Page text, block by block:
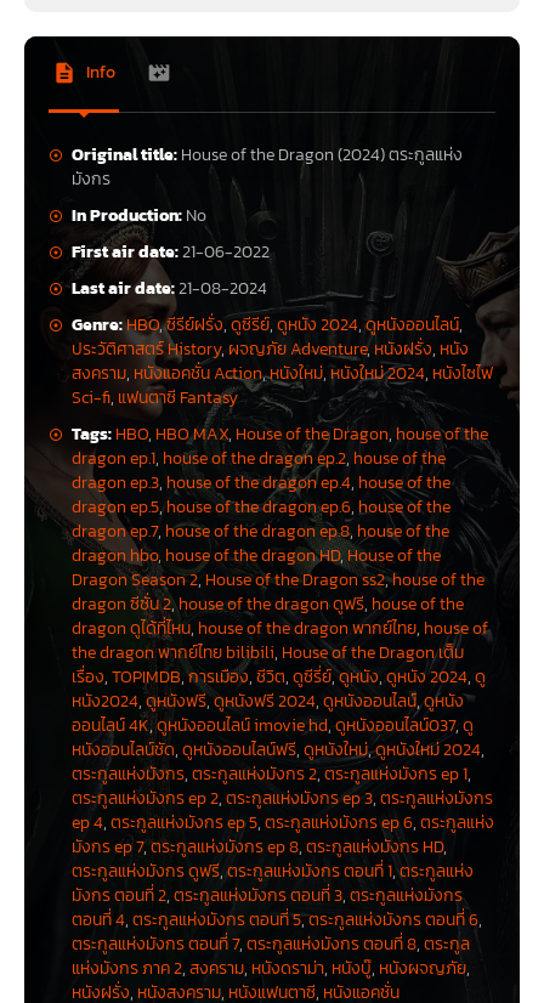
แนะนำตัวละครสำคัญใน House of
the Dragon
กษัตริย์วิเซริส ทาร์แกเรียน (King Viserys Targaryen)
นางแห่งเวสเทอรอสให้สืบทอดตำแหน่งต่อจาก เจเฮริส ทาร์แกเรียน วิเซริสเป็น
คนจิตใจดี โอบอ้อมอารี และเหมาะสมกับตำแหน่ง เขาปรารถนาเพียงแค่จะ
สืบทอดตำแหน่งของปู่ แต่คนดีไม่จำเป็นต้องเป็นกษัตริย์ที่ยิ่งใหญ่เสมอไป
เจ้าชายเดมอน ทาร์แกเรียน (Prince Daemon Targaryen)น้องชายของ
กษัตริย์วิเซริส รัชทายาทผู้สืบทอดบัลลังก์ นักรบฝีมือฉกาจที่ไม่มีใครเทียบ ผู้ขี่
มังกรซึ่งมีสายเลือดมังกรอย่างแท้จริง แต่ว่ากันว่า เมื่อใดก็ตามที่สมาชิกทาร์แก
เรียนคนใหม่ถือกำเนิด การเปลี่ยนแปลงของโชคชะตาย่อมตามมา
เจ้าหญิงเรเนียรา ทาร์แกเรียน (Princess Rhaenyra Targaryen)พระธิดา
องค์ใหญ่ของกษัตริย์ เธอเป็นสายเลือดวาลีเรียนบริสุทธิ์และเป็นผู้ขี่มังกร หลาย
คนบอกว่า เรเนียราเกิดมาเพียบพร้อมด้วยทุกสิ่ง เพียงแต่เธอไม่ได้เกิดมาเป็น
ผู้ชาย
ออตโต ไฮทาวเวอร์ (Otto Hightower)หัตถ์ราชา (Hand of the King) เซอร์
ออตโต รับใช้กษัตริย์และอาณาจักรของเขาอย่างซื่อสัตย์ ในสายตาของเขา ภัย
คุกคามที่ยิ่งใหญ่ที่สุดของอาณาจักรคือ เดมอน น้องชายของกษัตริย์และ
ตำแหน่งของเขาในฐานะทายาทแห่งราชบัลลังก์
แอลิเซนต์ ไฮทาวเวอร์ (Alicent Hightower)ธิดาของหัตถ์ราชา (Hand of
the King) ออตโต ไฮทาวเวอร์ และหญิงที่งดงามที่สุดในเจ็ดราชอาณาจักร เธอ
เติบโตใน Red Keep ใกล้ชิดกับกษัตริย์และคนสนิทวงในที่สุดของเขา แอลิเซนต์มี
ทั้งความสง่างามและความเฉียบแหลมทางการเมือง
ลอร์ดคอร์ลิส เวแลเรียน (Lord Corlys Velaryon)หรือ ‘อสรพิษแห่งท้อง
ทะเล’ (The Sea Snake)ลอร์ดแห่งเวแลเรียน เป็นผู้สืบสายเลือดวาลีเรียนที่เก่า
แก่พอๆ กับตระกูลทาร์แกเรียน ในฐานะนักผจญภัยทางทะเลที่โด่งดังที่สุดใน
ประวัติศาสตร์ของเวสเทอรอส ลอร์ดคอร์ลิสสร้างอาณาจักรของตนเองให้ยิ่ง
ใหญ่และร่ำรวยยิ่งกว่าแลนนิสเตอร์ ทั้งยังอวดอ้างว่ามีกองทัพเรือที่ใหญ่ที่สุดใน
เจ้าหญิงเรนิส ทาร์แกเรียน (Princess Rhaenys Targaryen)ผู้ขี่มังกรและ
ภรรยาของ ลอร์ดคอร์ลิส เวแลเรียน เธอคือ ‘ราชินีที่ไม่เคยเป็น’ (The Queen
Who Never Was) ที่ไม่ได้สืบทอดบังลังก์เพราะอาณาจักรนี้ชื่นชอบ วิเซริส ลูกพี่
ลูกน้องของเธอมากกว่า เพียงเพราะเขาเป็นผู้ชาย
Info
Original title:House of the Dragon (2024) ตระกูลแห่ง
มังกร
In Production:No
First air date:21-06-2022
Last air date:21-08-2024
Genre:HBO,ซีรีย์ฝรั่ง,ดูซีรีย์,ดูหนัง 2024,ดูหนังออนไลน์,
ประวัติศาสตร์ History, ผจญภัย Adventure,หนังฝรั่ง, หนัง
สงคราม, หนังแอคชั่น Action,หนังใหม่, หนังใหม่ 2024, หนังไซไฟ
Sci-fi, แฟนตาซี Fantasy
Tags:HBO, HBO MAX, House of the Dragon, house of the
dragon ep.1, house of the dragon ep.2, house of the
dragon ep.3, house of the dragon ep.4, house of the
dragon ep.5,house of the dragon ep.6, house of the
dragon ep.7, house of the dragon ep.8, house of the
dragon hbo, house of the dragon HD,House of the
Dragon Season 2, House of the Dragon ss2,house of the
dragon ซีซั่น 2,house of the dragon ดูฟรี, house of the
dragon ดูได้ที่ไหน, house of the dragon พากย์ไทย, house of
the dragon พากย์ไทย bilibili, House of the Dragon เต็ม
เรื่อง,TOPIMDB,การเมือง,ชีวิต,ดูซีรี่ย์,ดูหนัง,ดูหนัง 2024,ดู
หนัง2024,ดูหนังฟรี,ดูหนังฟรี 2024,ดูหนังออนไลน์,ดูหนัง
ออนไลน์ 4K,ดูหนังออนไลน์ imovie hd,ดูหนังออนไลน์037,ดู
หนังออนไลน์ชัด,ดูหนังออนไลน์ฟรี,ดูหนังใหม่,ดูหนังใหม่ 2024,
ตระกูลแห่งมังกร,ตระกูลแห่งมังกร 2,ตระกูลแห่งมังกร ep 1,
ตระกูลแห่งมังกร ep 2,ตระกูลแห่งมังกร ep 3,ตระกูลแห่งมังกร
ep 4,ตระกูลแห่งมังกร ep 5,ตระกูลแห่งมังกร ep 6,ตระกูลแห่ง
มังกร ep 7,ตระกูลแห่งมังกร ep 8,ตระกูลแห่งมังกร HD,
ตระกูลแห่งมังกร ดูฟรี,ตระกูลแห่งมังกร ตอนที่ 1,ตระกูลแห่ง
มังกร ตอนที่ 2,ตระกูลแห่งมังกร ตอนที่ 3,ตระกูลแห่งมังกร
ตอนที่ 4,ตระกูลแห่งมังกร ตอนที่ 5,ตระกูลแห่งมังกร ตอนที่ 6,
ตระกูลแห่งมังกร ตอนที่ 7,ตระกูลแห่งมังกร ตอนที่ 8,ตระกูล
แห่งมังกร ภาค 2,สงคราม, หนังดราม่า, หนังบู๊, หนังผจญภัย,
หนังฝรั่ง, หนังสงคราม, หนังแฟนตาซี, หนังแอคชั่น